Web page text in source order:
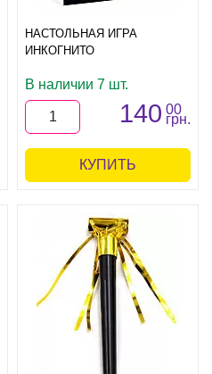
НАСТОЛЬНАЯ ИГРА
ИНКОГНИТО
В наличии 7 шт.
140 00
грн.
КУПИТЬ